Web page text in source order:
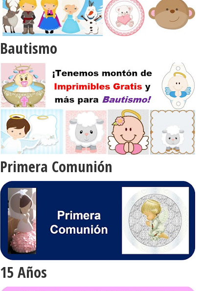
Bautismo
Primera Comunión
15 Años